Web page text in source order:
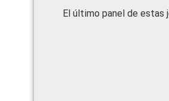
El último panel de estas